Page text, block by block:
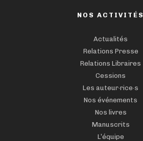
NOS ACTIVITÉS
Actualités
Relations Presse
Relations Libraires
Cessions
Les auteur·rice·s
Nos événements
Nos livres
Manuscrits
L’équipe